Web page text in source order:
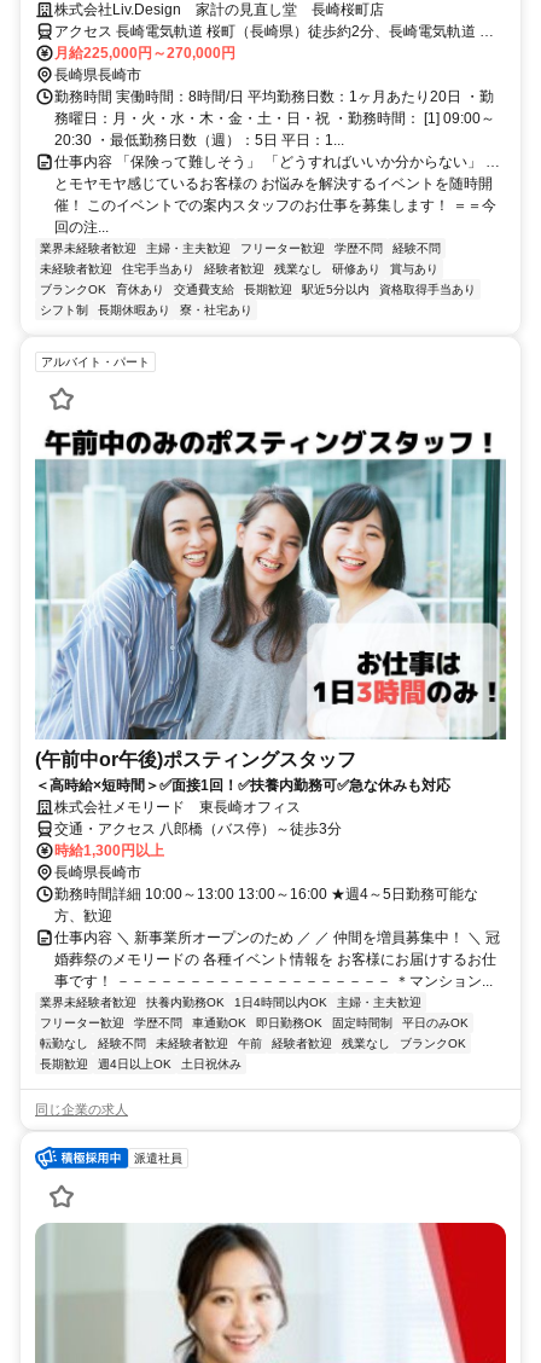
万円！】「ホワイトすぎ！」と驚かれるくらい、自慢の好環境！みんな
がチームの職場だから、社会人デビューも怖くない♪
株式会社Liv.Design 家計の見直し堂 長崎桜町店
アクセス 長崎電気軌道 桜町（長崎県）徒歩約2分、長崎電気軌道 市
役所〔長崎電軌〕徒歩約6分、長崎電気軌道 めがね橋徒歩約7分 桜町
駅から徒歩2分
月給225,000円～270,000円
長崎県長崎市
勤務時間 実働時間：8時間/日 平均勤務日数：1ヶ月あたり20日 ・勤
務曜日：月・火・水・木・金・土・日・祝 ・勤務時間： [1] 09:00～
20:30 ・最低勤務日数（週）：5日 平日：1...
仕事内容 「保険って難しそう」 「どうすればいいか分からない」 …
とモヤモヤ感じているお客様の お悩みを解決するイベントを随時開
催！ このイベントでの案内スタッフのお仕事を募集します！ ＝＝今
回の注...
業界未経験者歓迎 主婦・主夫歓迎 フリーター歓迎 学歴不問
経験不問
未経験者歓迎
住宅手当あり 経験者歓迎 残業なし 研修あり
賞与あり
ブランクOK
育休あり 交通費支給 長期歓迎 駅近5分以内
資格取得手当あり
シフト制
長期休暇あり 寮・社宅あり
アルバイト・パート
(午前中or午後)ポスティングスタッフ
＜高時給×短時間＞✅面接1回！✅扶養内勤務可✅急な休みも対応
株式会社メモリード 東長崎オフィス
交通・アクセス 八郎橋（バス停）～徒歩3分
時給1,300円以上
長崎県長崎市
勤務時間詳細 10:00～13:00 13:00～16:00 ★週4～5日勤務可能な
方、歓迎
仕事内容 ＼ 新事業所オープンのため ／ ／ 仲間を増員募集中！ ＼ 冠
婚葬祭のメモリードの 各種イベント情報を お客様にお届けするお仕
事です！ －－－－－－－－－－－－－－－－－－－ ＊マンション...
業界未経験者歓迎 扶養内勤務OK 1日4時間以内OK
主婦・主夫歓迎
フリーター歓迎
学歴不問 車通勤OK 即日勤務OK 固定時間制
平日のみOK
転勤なし
経験不問 未経験者歓迎 午前 経験者歓迎 残業なし
ブランクOK
長期歓迎
週4日以上OK 土日祝休み
同じ企業の求人
派遣社員